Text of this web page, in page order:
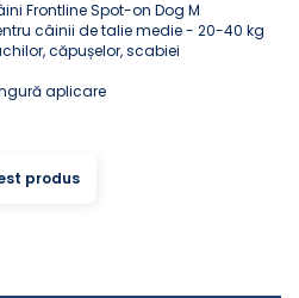
Frontline Spot-on Dog M
câinii de talie medie - 20-40 kg
căpușelor, scabiei
aplicare
produs